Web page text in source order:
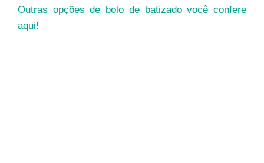
Outras opções de bolo de batizado você confere
aqui!